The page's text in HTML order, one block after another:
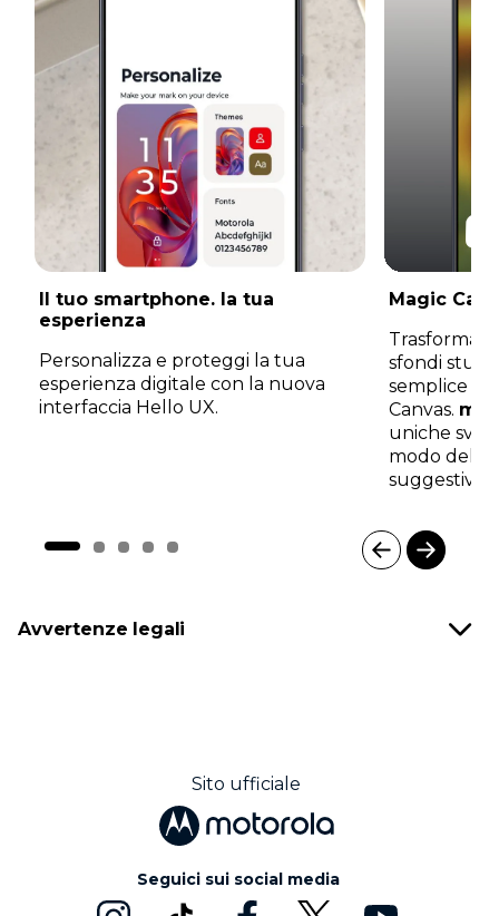
Il tuo smartphone. la tua
esperienza
Personalizza e proteggi la tua
esperienza digitale con la nuova
interfaccia Hello UX.
Magic
Trasforma
sfondi
semplice
Canvas.
uniche
modo del
suggestivo.
e
Avvertenze legali
Sito ufficiale
Seguici sui social media